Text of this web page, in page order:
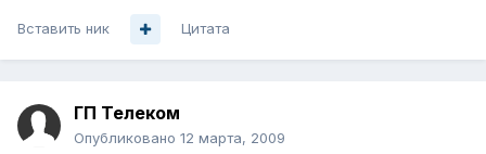
Вставить ник Цитата
ГП Телеком
Опубликовано 12 марта, 2009